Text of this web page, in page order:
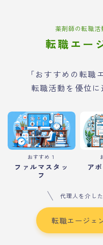
薬剤師の転職
転職エー
「おすすめの転職
転職活動を優位に
おすすめ１
ファルマスタッ
フ
ア
代理人を介し
転職エージェ